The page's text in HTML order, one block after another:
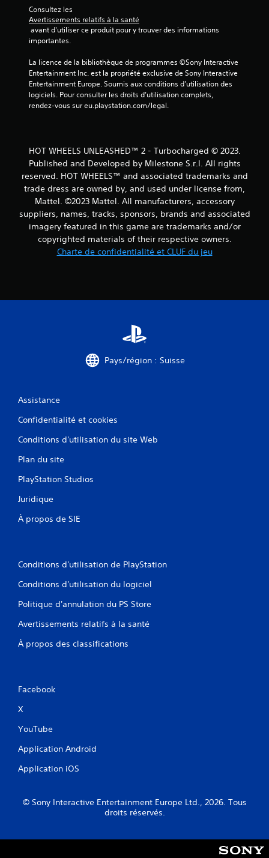
Consultez les
Avertissements relatifs à la santé
importantes.
La licence de la bibliothèque de programmes ©Sony Interactive
Entertainment Inc. est la propriété exclusive de Sony Interactive
Entertainment Europe. Soumis aux conditions d’utilisation des
logiciels. Pour consulter les droits d’utilisation complets,
rendez-vous sur eu.playstation.com/legal.
HOT WHEELS UNLEASHED™ 2 - Turbocharged © 2023.
Published and Developed by Milestone S.r.l. All rights
reserved. HOT WHEELS™ and associated trademarks and
trade dress are owned by, and used under license from,
Mattel. ©2023 Mattel. All manufacturers, accessory
suppliers, names, tracks, sponsors, brands and associated
imagery featured in this game are trademarks and/or
copyrighted materials of their respective owners.
Charte de confidentialité et CLUF du jeu
Pays/région : Suisse
Assistance
Confidentialité et cookies
Conditions d'utilisation du site Web
Plan du site
PlayStation Studios
Juridique
À propos de SIE
Conditions d'utilisation de PlayStation
Conditions d'utilisation du logiciel
Politique d'annulation du PS Store
Avertissements relatifs à la santé
À propos des classifications
Facebook
X
YouTube
Application Android
Application iOS
© Sony Interactive Entertainment Europe Ltd., 2026. Tous
droits réservés.